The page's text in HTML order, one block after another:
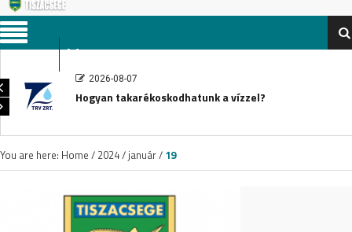
Menu
2026-08-07
Hogyan takarékoskodhatunk a vízzel?
You are here: Home / 2024/ január/ 19